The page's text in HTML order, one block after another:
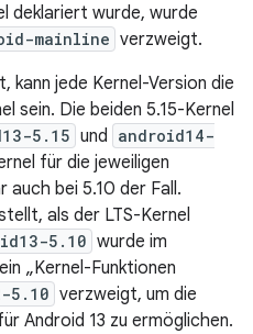
deklariert wurde, wurde
mainline verzweigt.
kann jede Kernel-Version die
sein. Die beiden 5.15-Kernel
5.15 und android14-
für die jeweiligen
bei 5.10 der Fall.
als der LTS-Kernel
5.10 wurde im
„Kernel-Funktionen
5.10 verzweigt, um die
Android 13 zu ermöglichen.